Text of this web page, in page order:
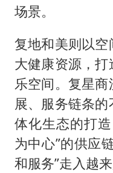
场景。
复地和美则以
大健康资源，
乐空间。复星
展、服务链条
体化生态的打
为中心”的供应
和服务”走入越